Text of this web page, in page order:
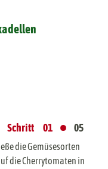
die Gemüsesorten
die Cherrytomaten in
Schritt 01 • 05